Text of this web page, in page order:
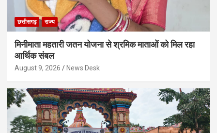
छत्तीसगढ़ राज्य
मिनीमाता महतारी जतन योजना से श्रमिक माताओं को मिल रहा
आर्थिक संबल
August 9, 2026 News Desk